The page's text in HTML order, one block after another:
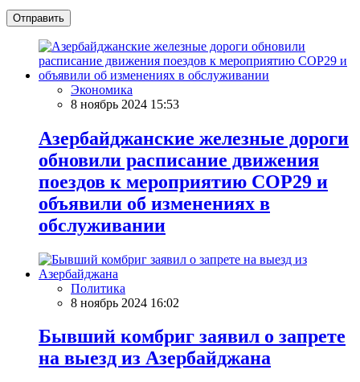
Отправить
Экономика
8 ноябрь 2024 15:53
Азербайджанские железные дороги
обновили расписание движения
поездов к мероприятию COP29 и
объявили об изменениях в
обслуживании
Политика
8 ноябрь 2024 16:02
Бывший комбриг заявил о запрете
на выезд из Азербайджана